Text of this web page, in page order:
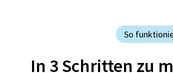
So
In 3 Schritten zu